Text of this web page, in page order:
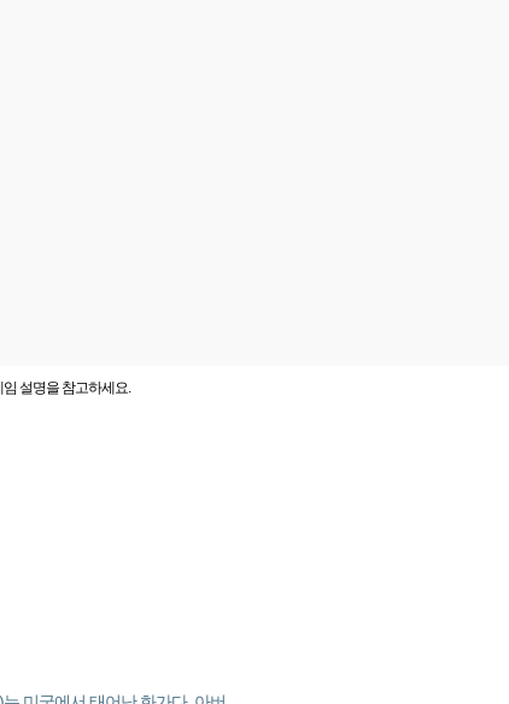
설명을 참고하세요.